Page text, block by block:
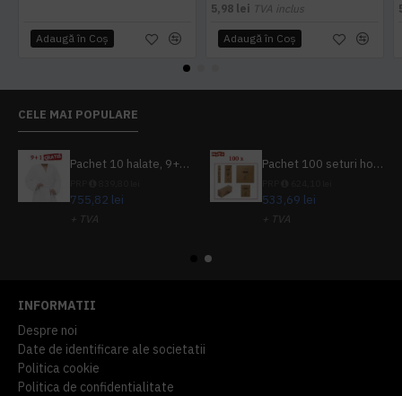
Adaugă în Coş
5,98 lei TVA inclus
Adaugă în Coş
CELE MAI POPULARE
Pachet 10 halate, 9+1 gratuit
755,82 lei
+ TVA
Pachet 100 seturi hoteliere, set dentar, set barbierit, casca de dus, pila unghii, set cusut
533,69 lei
+ TVA
INFORMATII
Despre noi
Date de identificare ale societatii
Politica cookie
Politica de confidentialitate